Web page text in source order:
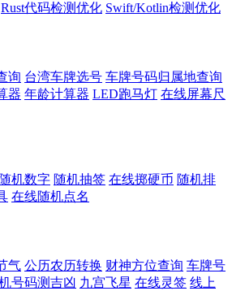
Rust代码检测优化 Swift/Kotlin检测优化
询 台湾车牌选号 车牌号码归属地查询
器 年龄计算器 LED跑马灯 在线屏幕尺
随机数字 随机抽签 在线掷硬币 随机排
在线随机点名
气 公历农历转换 财神方位查询 车牌号
号码测吉凶 九宫飞星 在线灵签 线上